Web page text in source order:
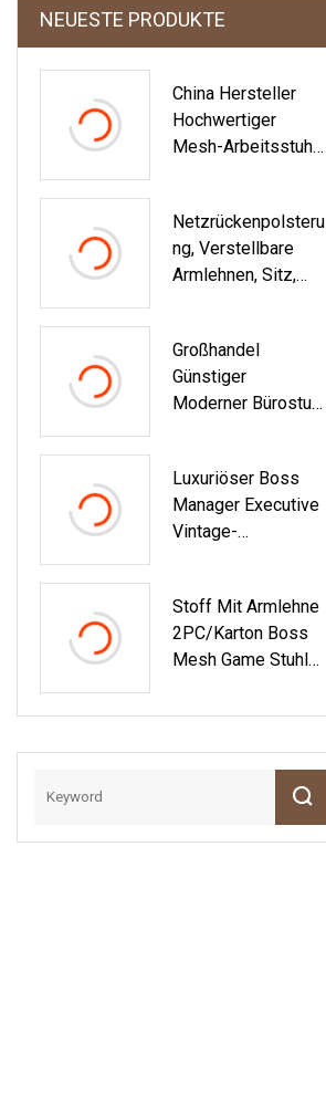
NEUESTE PRODUKTE
China Hersteller
Hochwertiger
Mesh-Arbeitsstuhl,
Bequemer
Bürodrehstuhl
Netzrückenpolsteru
Ng, Verstellbare
Armlehnen, Sitz,
Rückenlehne,
Manager-PU +
PVC-Bezug, 62 X
Großhandel
Günstiger
Moderner Bürostuhl
Ergonomisch, Für
Führungskräfte,
Drehbar, Computer,
Luxuriöser Boss
Manager Executive
Vintage-
Rückenlehne,
Übergroß, Brauner
Büro-Imitat-
Drehbare
Echtem Leder Mit
Stoff Mit Armlehne
2PC/Karton Boss
Mesh Game Stuhl
Qualität